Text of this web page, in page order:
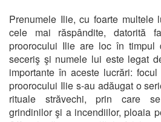
Prenumele Ilie, cu foarte multele
cele mai răspândite, datorită
proorocului Ilie are loc în
seceriş şi numele lui este legat
importante în aceste lucrări:
proorocului Ilie s-au adăugat o
rituale străvechi, prin care
grindinilor şi a incendiilor, ploaia